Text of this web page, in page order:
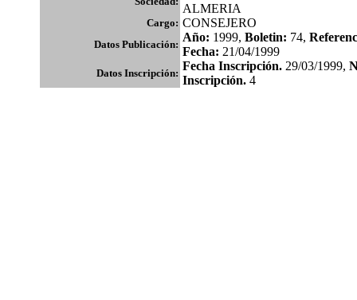
ALMERIA
Cargo: CONSEJERO
Datos Publicación:
Año: 1999, Boletin: 74,
Fecha: 21/04/1999
Datos Inscripción:
Fecha Inscripción.29/03/1999,
Inscripción.4